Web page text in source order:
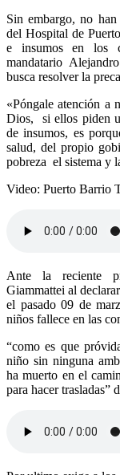
Sin embargo, no
del Hospital de
e insumos en los
mandatario
busca resolver la
«Póngale atención a nuestros médicos de la capital de San Juan de
Dios, si ellos piden
de insumos, es
salud, del propio
pobreza el sistema y
Video: Puerto Barrio
Ante la reciente
Giammattei al
el pasado 09 de
niños fallece en las
“como es que
niño sin ninguna
ha muerto en el
para hacer trasladas”